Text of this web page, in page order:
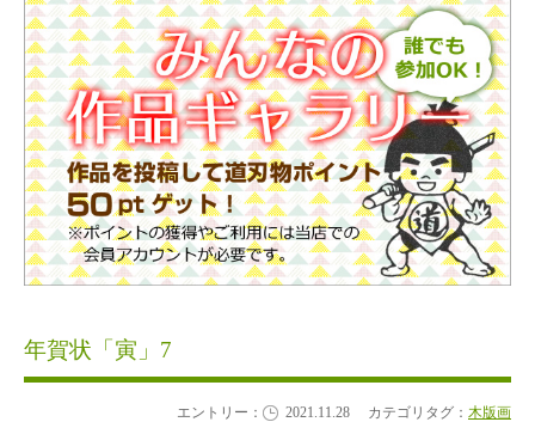
年賀状「寅」7
エントリー： 2021.11.28 カテゴリタグ： 木版画